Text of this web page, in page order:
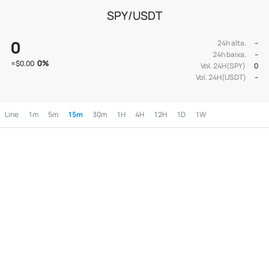
SPY/USDT
0
≈$0.00 0%
24h alta.
--
24h baixa.
--
Vol. 24H(SPY)
0
Vol. 24H(USDT)
--
Line 1m 5m 15m 30m 1H 4H 12H 1D 1W